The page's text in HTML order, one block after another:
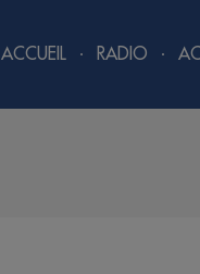
ACCUEIL RADIO